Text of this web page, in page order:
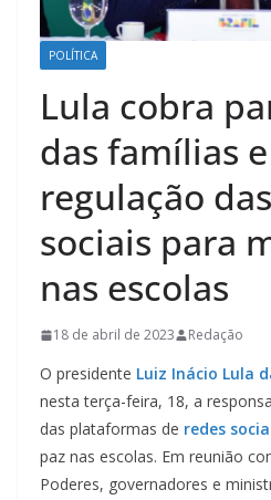
POLÍTICA
Lula cobra
das famílias
regulação
sociais para
nas escolas
18 de abril de 2023 Redação
O presidente Luiz Inácio Lula
nesta terça-feira, 18, a
das plataformas de redes
paz nas escolas. Em reunião
Poderes, governadores e